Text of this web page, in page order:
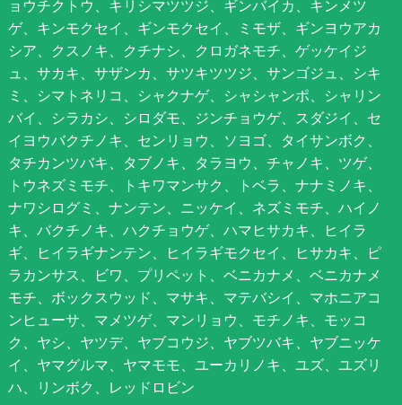
ョウチクトウ、キリシマツツジ、ギンバイカ、キンメツ
ゲ、キンモクセイ、ギンモクセイ、ミモザ、ギンヨウアカ
シア、クスノキ、クチナシ、クロガネモチ、ゲッケイジ
ュ、サカキ、サザンカ、サツキツツジ、サンゴジュ、シキ
ミ、シマトネリコ、シャクナゲ、シャシャンポ、シャリン
バイ、シラカシ、シロダモ、ジンチョウゲ、スダジイ、セ
イヨウバクチノキ、センリョウ、ソヨゴ、タイサンボク、
タチカンツバキ、タブノキ、タラヨウ、チャノキ、ツゲ、
トウネズミモチ、トキワマンサク、トベラ、ナナミノキ、
ナワシログミ、ナンテン、ニッケイ、ネズミモチ、ハイノ
キ、バクチノキ、ハクチョウゲ、ハマヒサカキ、ヒイラ
ギ、ヒイラギナンテン、ヒイラギモクセイ、ヒサカキ、ピ
ラカンサス、ビワ、プリペット、ベニカナメ、ベニカナメ
モチ、ボックスウッド、マサキ、マテバシイ、マホニアコ
ンヒューサ、マメツゲ、マンリョウ、モチノキ、モッコ
ク、ヤシ、ヤツデ、ヤブコウジ、ヤブツバキ、ヤブニッケ
イ、ヤマグルマ、ヤマモモ、ユーカリノキ、ユズ、ユズリ
ハ、リンボク、レッドロビン